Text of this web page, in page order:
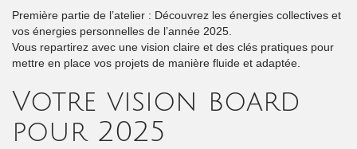
Première partie de l’atelier : Découvrez les énergies collectives et
vos énergies personnelles de l’année 2025.
Vous repartirez avec une vision claire et des clés pratiques pour
mettre en place vos projets de manière fluide et adaptée.
Votre vision board
pour 2025